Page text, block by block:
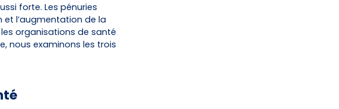
forte. Les pénuries
et l’augmentation de la
organisations de santé
nous examinons les trois